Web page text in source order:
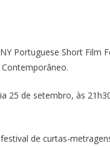
Portuguese Short Film
25 de setembro, às
de curtas-